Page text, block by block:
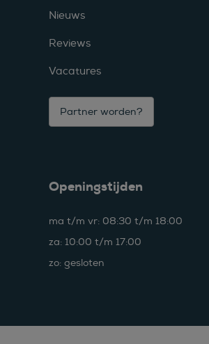
Nieuws
Reviews
Vacatures
Partner worden?
Openingstijden
ma t/m vr: 08:30 t/m 18:00
za: 10:00 t/m 17:00
zo: gesloten